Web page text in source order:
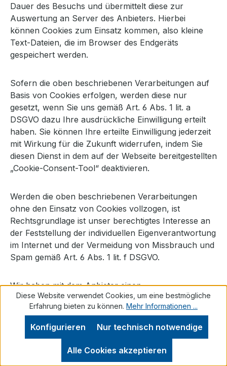
Dauer des Besuchs und übermittelt diese zur
Auswertung an Server des Anbieters. Hierbei
können Cookies zum Einsatz kommen, also kleine
Text-Dateien, die im Browser des Endgeräts
gespeichert werden.
Sofern die oben beschriebenen Verarbeitungen auf
Basis von Cookies erfolgen, werden diese nur
gesetzt, wenn Sie uns gemäß Art. 6 Abs. 1 lit. a
DSGVO dazu Ihre ausdrückliche Einwilligung erteilt
haben. Sie können Ihre erteilte Einwilligung jederzeit
mit Wirkung für die Zukunft widerrufen, indem Sie
diesen Dienst in dem auf der Webseite bereitgestellten
„Cookie-Consent-Tool“ deaktivieren.
Werden die oben beschriebenen Verarbeitungen
ohne den Einsatz von Cookies vollzogen, ist
Rechtsgrundlage ist unser berechtigtes Interesse an
der Feststellung der individuellen Eigenverantwortung
im Internet und der Vermeidung von Missbrauch und
Spam gemäß Art. 6 Abs. 1 lit. f DSGVO.
Wir haben mit dem Anbieter einen
Auftragsverarbeitungsvertrag abgeschlossen, der
den Schutz der Daten unserer Seitenbesucher
sicherstellt und eine unberechtigte Weitergabe an
Dritte untersagt.
Für Datenübermittlungen in die USA hat sich der
Diese Website verwendet Cookies, um eine bestmögliche
Erfahrung bieten zu können. Mehr Informationen ...
Nur technisch notwendige
Konfigurieren
Alle Cookies akzeptieren